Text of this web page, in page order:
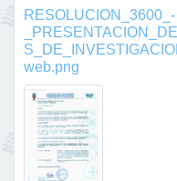
RESOLUCION_3600_-
web.png